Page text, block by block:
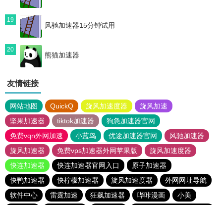
19
风驰加速器15分钟试用
20
熊猫加速器
友情链接
网站地图 QuickQ 旋风加速度器
旋风加速
坚果加速器
tiktok加速器
狗急加速器官网
免费vqn外网加速
小蓝鸟 优途加速器官网
风驰加速器
旋风加速器
免费vps加速器外网苹果版
旋风加速度器
快连加速器
快连加速器官网入口
原子加速器
快鸭加速器
快柠檬加速器 旋风加速度器
外网网址导航
软件中心
雷霆加速 狂飙加速器 哔咔漫画
小美